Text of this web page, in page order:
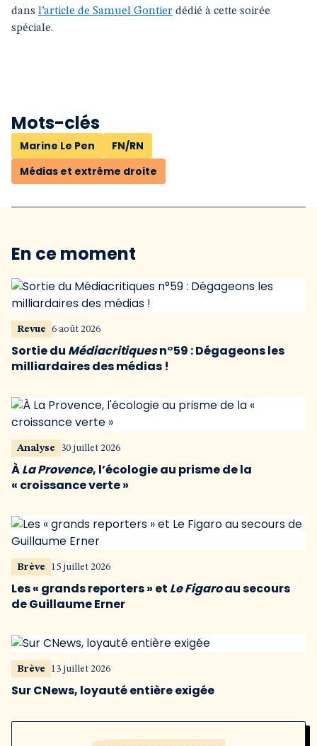
dans l’article de Samuel Gontier dédié à cette soirée
spéciale.
Mots-clés
Marine Le Pen
FN/RN
Médias et extrême droite
En ce moment
Revue 6 août 2026
Sortie du Médiacritiquesn°59 : Dégageons les
milliardaires des médias !
Analyse 30 juillet 2026
ÀLa Provence, l’écologie au prisme de la
« croissance verte »
Brève 15 juillet 2026
Les « grands reporters » et Le Figaroau secours
de Guillaume Erner
Brève 13 juillet 2026
Sur CNews, loyauté entière exigée